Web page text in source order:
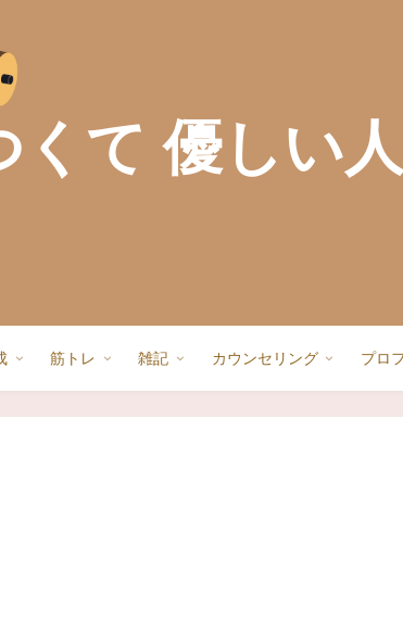
くて 優しい人
筋トレ 雑記 カウンセリング プロ